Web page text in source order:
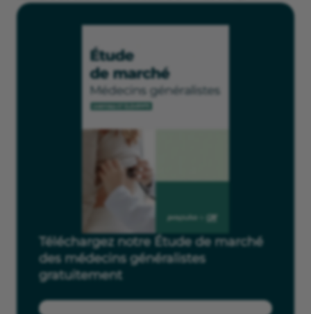
Téléchargez notre Étude de marché
des médecins généralistes
gratuitement